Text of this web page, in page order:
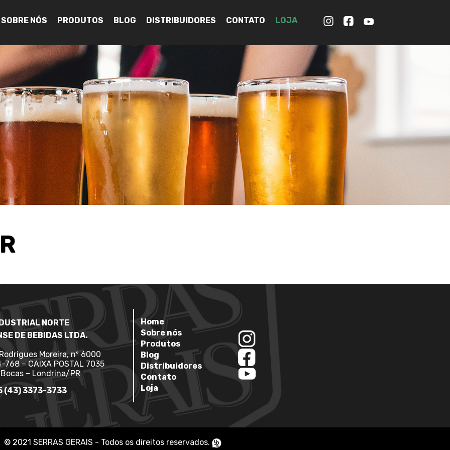
SOBRE NÓS PRODUTOS BLOG DISTRIBUIDORES CONTATO LOJA
NORTE
DE BEBIDAS LTDA.
Moreira, nº 6000
768 – CAIXA POSTAL 7035
– Londrina/PR
(43) 3373-3733
Home
Sobre nós
Produtos
Blog
Distribuidores
Contato
Loja
© 2021 SERRAS GERAIS - Todos os direitos reservados.